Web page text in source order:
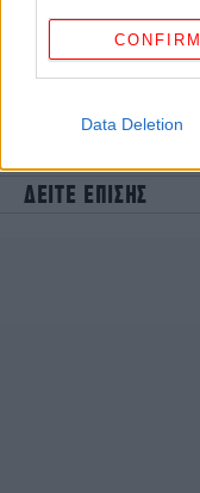
CONFIRM
Data Deletion
ΔΕΙΤΕ ΕΠΙΣΗΣ